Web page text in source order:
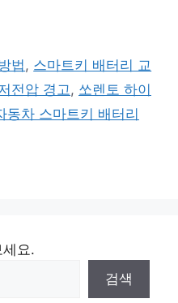
법, 스마트키 배터리 교
전압 경고, 쏘렌토 하이
동차 스마트키 배터리
요.
검색